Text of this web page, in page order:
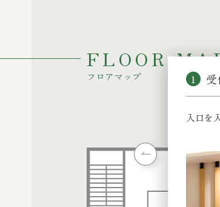
FLOOR
フロアマップ 1
入口を